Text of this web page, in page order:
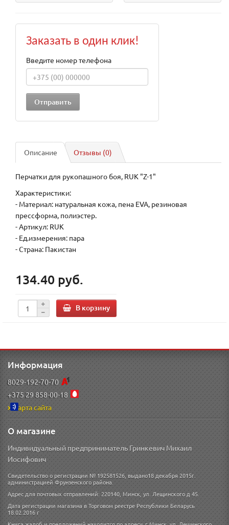
Заказать в один клик!
Введите номер телефона
Описание Отзывы (0)
Перчатки для рукопашного боя, RUK "Z-1"
Характеристики:
- Материал: натуральная кожа, пена EVA, резиновая
прессформа, полиэстер.
- Артикул: RUK
- Ед.измерения: пара
- Страна: Пакистан
134.40 руб.
В корзину
Информация
8029-192-70-70
+375 29 858-00-18
Карта сайта
О магазине
Индивидуальный предприниматель Гринкевич Михаил
Иосифович
Свидетельство о регистрации № 192581526, выдано18 декабря 2015г.
администрацией Фрунзенского района.
Адрес для почтовых отправлений: 220140, Минск, ул. Лещинского д 45.
Дата регистрации магазина в Торговом реестре Республики Беларусь
18.02.2016 г